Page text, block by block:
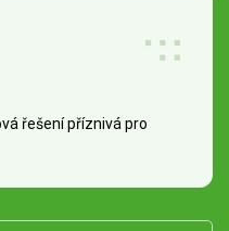
řešení příznivá pro